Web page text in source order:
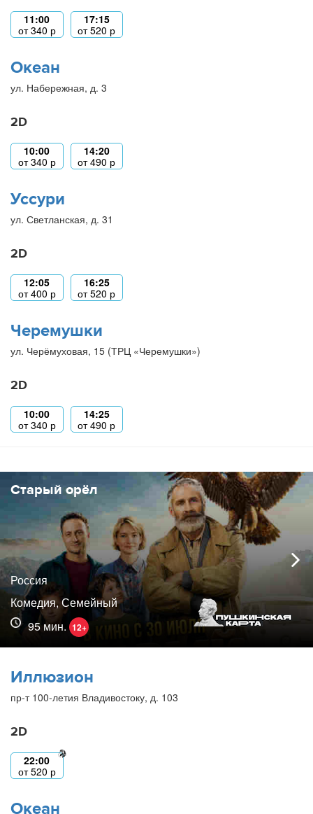
11:00
от340 р
17:15
от520 р
Океан
ул. Набережная, д. 3
2D
10:00
от340 р
14:20
от490 р
Уссури
ул. Светланская, д. 31
2D
12:05
от400 р
16:25
от520 р
Черемушки
ул. Черёмуховая, 15 (ТРЦ «Черемушки»)
2D
10:00
от340 р
14:25
от490 р
Старый орёл
Россия
Комедия, Семейный
95 мин. 12+
Иллюзион
пр-т 100-летия Владивостоку, д. 103
2D
22:00
от520 р
Океан